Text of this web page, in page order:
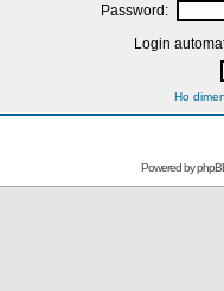
Password:
Login
Ho
Powered by